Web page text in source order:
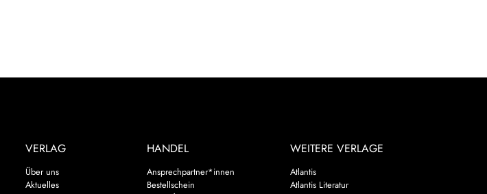
VERLAG
Über uns
Aktuelles
HANDEL
Ansprechpartner*innen
Bestellschein
WEITERE VERLAGE
Atlantis
Atlantis Literatur